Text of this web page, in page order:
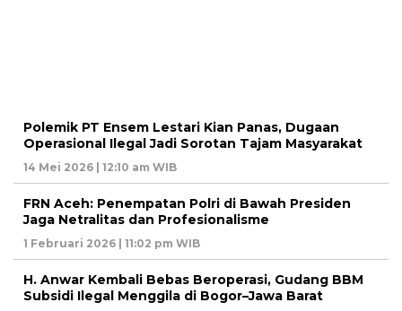
Polemik PT Ensem Lestari Kian Panas, Dugaan
Operasional Ilegal Jadi Sorotan Tajam Masyarakat
14 Mei 2026 | 12:10 am WIB
FRN Aceh: Penempatan Polri di Bawah Presiden
Jaga Netralitas dan Profesionalisme
1 Februari 2026 | 11:02 pm WIB
H. Anwar Kembali Bebas Beroperasi, Gudang BBM
Subsidi Ilegal Menggila di Bogor–Jawa Barat